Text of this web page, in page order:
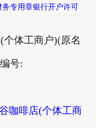
鲁晚报登报格式
晚报登报挂失流程
鲁晚报联系方式
专用章银行开户许可
个体工商户)(原名
号:
咖啡店(个体工商